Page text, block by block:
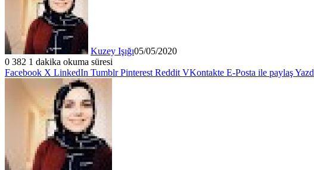
Kuzey Işığı05/05/2020
0 382 1 dakika okuma süresi
Facebook X LinkedIn Tumblr Pinterest Reddit VKontakte E-Posta ile paylaş